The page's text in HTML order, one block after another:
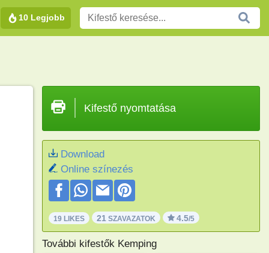
10 Legjobb
Kifestő nyomtatása
Download
Online színezés
19 LIKES 21 SZAVAZATOK 4.5/5
További kifestők Kemping